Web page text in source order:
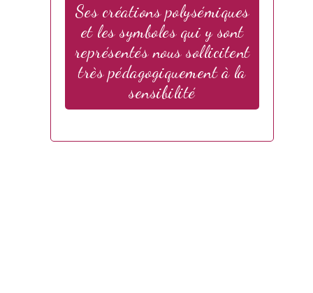
Ses créations polysémiques
et les symboles qui y sont
représentés nous sollicitent
très pédagogiquement à la
sensibilité